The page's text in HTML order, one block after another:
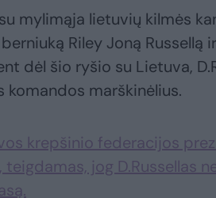
su mylimąja lietuvių kilmės
Riley Joną
dėl šio ryšio su Lietuva,
komandos marškinėlius.
krepšinio federacijos
jog D.Russellas